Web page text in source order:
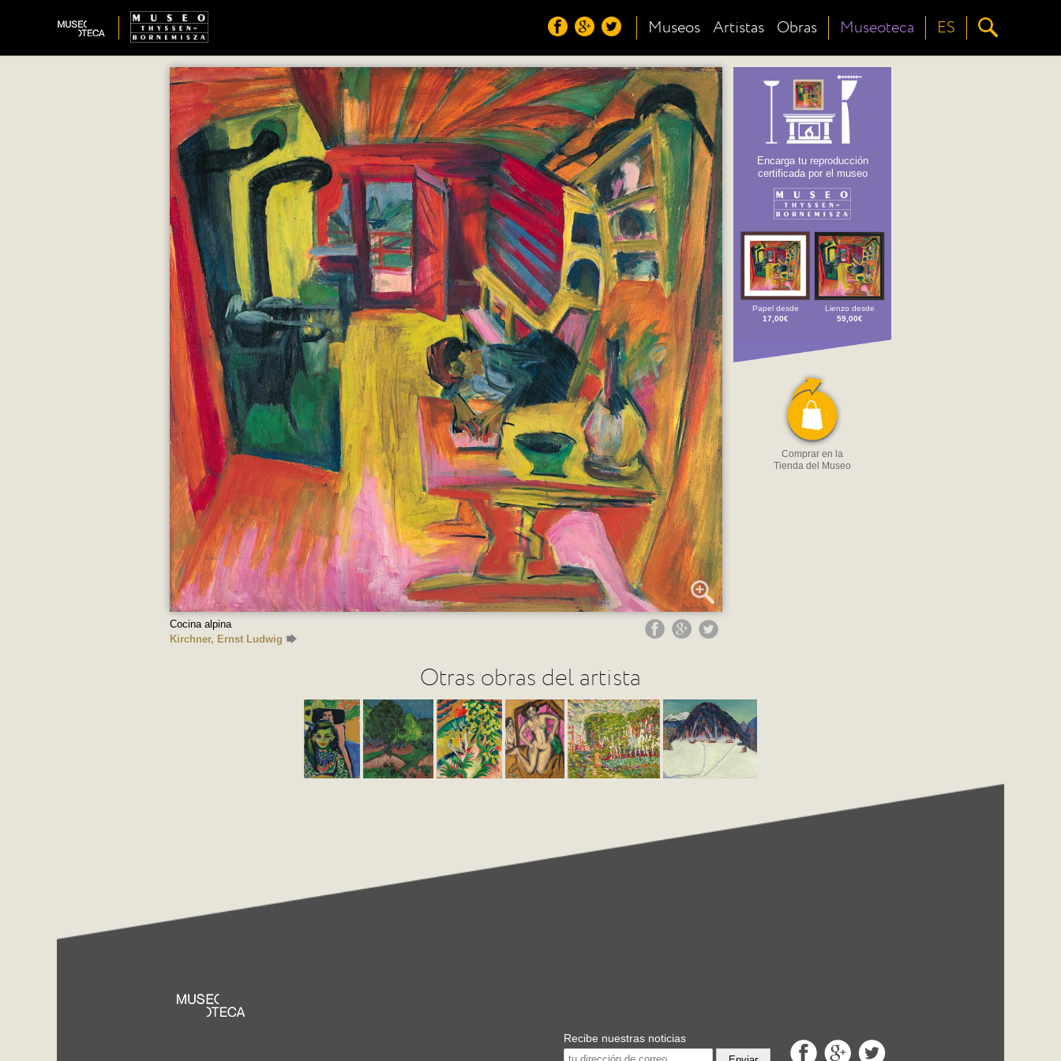
Museos Artistas Obras Museoteca ES
Cocina alpina
Kirchner, Ernst Ludwig
Encarga tu reproducción
certificada por el museo
Papel desde
17,00€
Lienzo desde
59,00€
Comprar en la
Tienda del Museo
Otras obras del artista
Recibe nuestras noticias